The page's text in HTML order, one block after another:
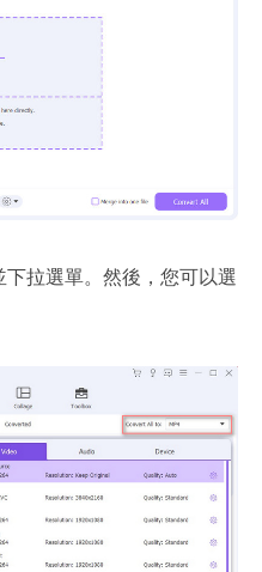
下拉選單。然後，您可以選